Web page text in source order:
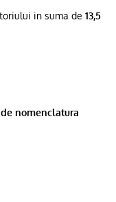
in suma de 13,5
nomenclatura